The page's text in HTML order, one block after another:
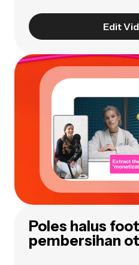
Edit
Poles halus
pembersihan